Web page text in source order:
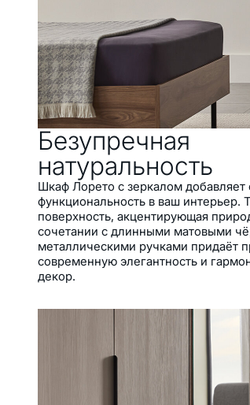
дверце шкафа
Импортные дверные петли
Просторные и удобные
элегантным внутренним
Безупречная
натуральность
Шкаф Лорето с зеркалом добавляет
функциональность в ваш интерьер.
поверхность, акцентирующая
сочетании с длинными матовыми
металлическими ручками придаёт
современную элегантность и
декор.